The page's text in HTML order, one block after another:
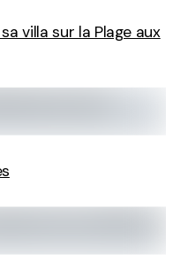
villa sur la Plage aux